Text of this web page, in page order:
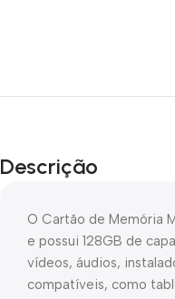
Descrição
O Cartão de Memória
e possui 128GB de
vídeos, áudios,
compatíveis, como